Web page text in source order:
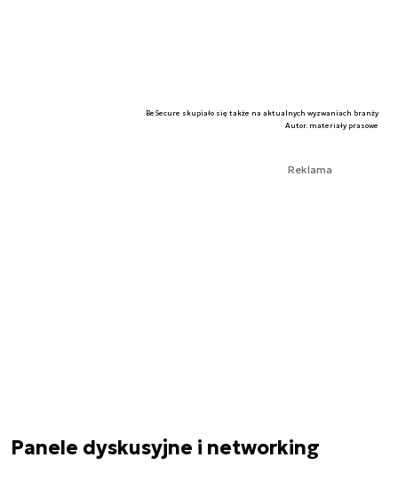
BeSecure skupiało się także na aktualnych wyzwaniach branży
Autor. materiały prasowe
Reklama
Panele dyskusyjne i networking